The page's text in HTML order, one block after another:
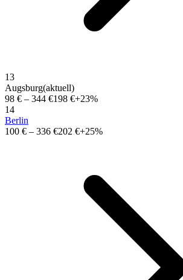
13
Augsburg(aktuell)
98 € – 344 €198 €+23%
14
Berlin
100 € – 336 €202 €+25%